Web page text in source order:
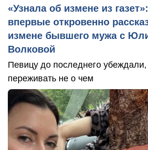
«Узнала об измене из
впервые откровенно
измене бывшего мужа с
Волковой
Певицу до последнего убеждали,
переживать не о чем